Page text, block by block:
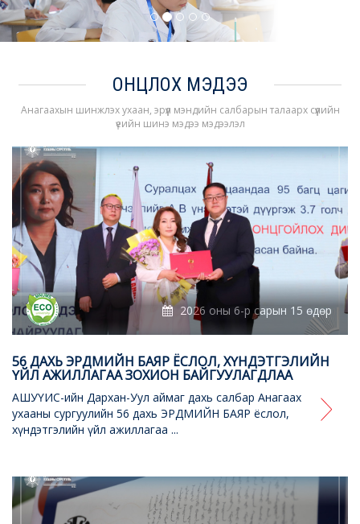
ОНЦЛОХ МЭДЭЭ
Анагаахын шинжлэх ухаан, эрүүл мэндийн салбарын талаарх сүүлийн
үеийн шинэ мэдээ мэдээлэл
2026 оны 6-р сарын 15 өдөр
56 ДАХЬ ЭРДМИЙН БАЯР ЁСЛОЛ, ХҮНДЭТГЭЛИЙН
ҮЙЛ АЖИЛЛАГАА ЗОХИОН БАЙГУУЛАГДЛАА
АШУҮИС-ийн Дархан-Уул аймаг дахь салбар Анагаах
ухааны сургуулийн 56 дахь ЭРДМИЙН БАЯР ёслол,
хүндэтгэлийн үйл ажиллагаа ...